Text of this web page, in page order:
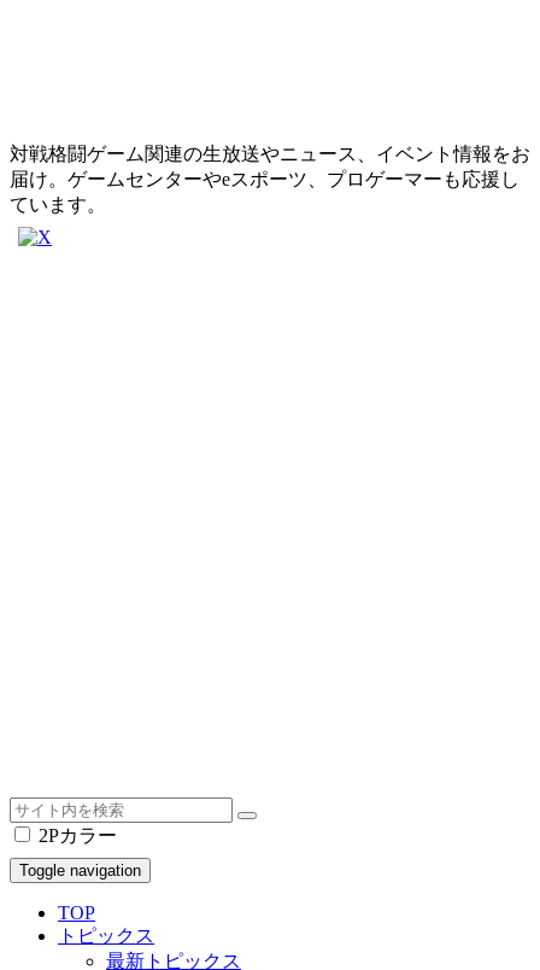
対戦格闘ゲーム関連の生放送やニュース、イベント情報をお
届け。ゲームセンターやeスポーツ、プロゲーマーも応援し
ています。
2Pカラー
Toggle navigation
TOP
トピックス
最新トピックス